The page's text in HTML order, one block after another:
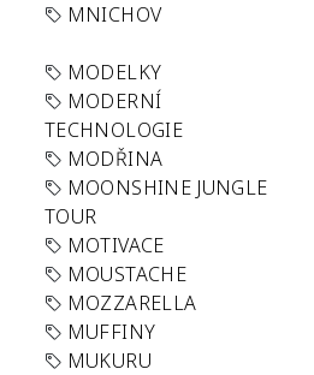
MNICHOV
MODELKY
MODERNÍ
TECHNOLOGIE
MODŘINA
MOONSHINE JUNGLE
TOUR
MOTIVACE
MOUSTACHE
MOZZARELLA
MUFFINY
MUKURU